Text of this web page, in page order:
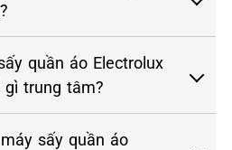
quần áo Electrolux
gì trung tâm?
sấy quần áo